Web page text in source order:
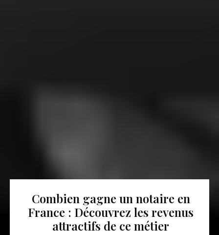
Combien gagne un notaire en
France : Découvrez les revenus
attractifs de ce métier